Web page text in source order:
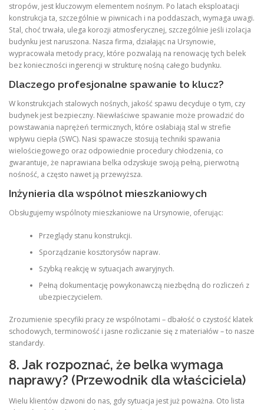
stropów, jest kluczowym elementem nośnym. Po latach eksploatacji
konstrukcja ta, szczególnie w piwnicach i na poddaszach, wymaga uwagi.
Stal, choć trwała, ulega korozji atmosferycznej, szczególnie jeśli izolacja
budynku jest naruszona. Nasza firma, działając na Ursynowie,
wypracowała metody pracy, które pozwalają na renowację tych belek
bez konieczności ingerencji w strukturę nośną całego budynku.
Dlaczego profesjonalne spawanie to klucz?
W konstrukcjach stalowych nośnych, jakość spawu decyduje o tym, czy
budynek jest bezpieczny. Niewłaściwe spawanie może prowadzić do
powstawania naprężeń termicznych, które osłabiają stal w strefie
wpływu ciepła (SWC). Nasi spawacze stosują techniki spawania
wielościegowego oraz odpowiednie procedury chłodzenia, co
gwarantuje, że naprawiana belka odzyskuje swoją pełną, pierwotną
nośność, a często nawet ją przewyższa.
Inżynieria dla wspólnot mieszkaniowych
Obsługujemy wspólnoty mieszkaniowe na Ursynowie, oferując:
Przeglądy stanu konstrukcji.
Sporządzanie kosztorysów napraw.
Szybką reakcję w sytuacjach awaryjnych.
Pełną dokumentację powykonawczą niezbędną do rozliczeń z
ubezpieczycielem.
Zrozumienie specyfiki pracy ze wspólnotami – dbałość o czystość klatek
schodowych, terminowość i jasne rozliczanie się z materiałów – to nasze
standardy.
8. Jak rozpoznać, że belka wymaga
naprawy? (Przewodnik dla właściciela)
Wielu klientów dzwoni do nas, gdy sytuacja jest już poważna. Oto lista